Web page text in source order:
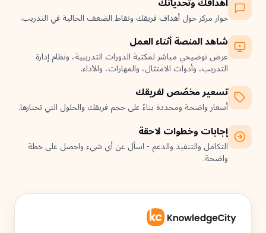
حوار مركز حول أهداف فريقك ونقاط الضعف الحالية في التدريب.
شاهد المنصة أثناء العمل
عرض توضيحي مباشر لمكتبة الدورات التدريبية، ونظام إدارة
التدريب، وأدوات الامتثال، والمهارات، والأداء.
تسعير مخصّص لفريقك
أسعار واضحة ومحددة بناءً على حجم فريقك والحلول التي تختارها.
إجابات وخطوات لاحقة
التكامل والتنفيذ والدعم - اسأل عن أي شيء واحصل على خطة
واضحة.